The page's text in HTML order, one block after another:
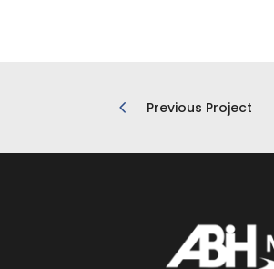
Previous Project